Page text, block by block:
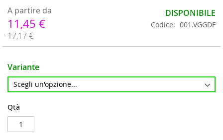
A partire da
11,45 €
17,17 €
DISPONIBILE
Codice 001.VGGDF
Variante
Qtà